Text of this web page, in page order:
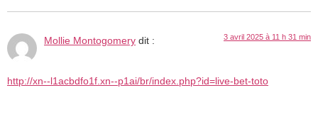
Mollie Montogomery dit : 3 avril 2025 à 11 h 31 min
http://xn--l1acbdfo1f.xn--p1ai/br/index.php?id=live-bet-toto